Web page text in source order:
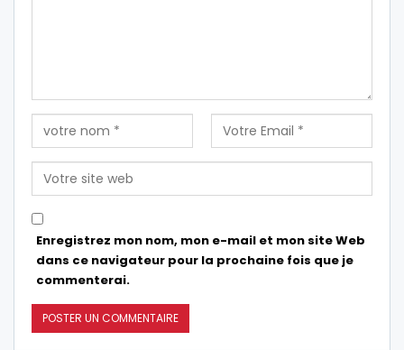
Enregistrez mon nom, mon e-mail et mon site Web
dans ce navigateur pour la prochaine fois que je
commenterai.